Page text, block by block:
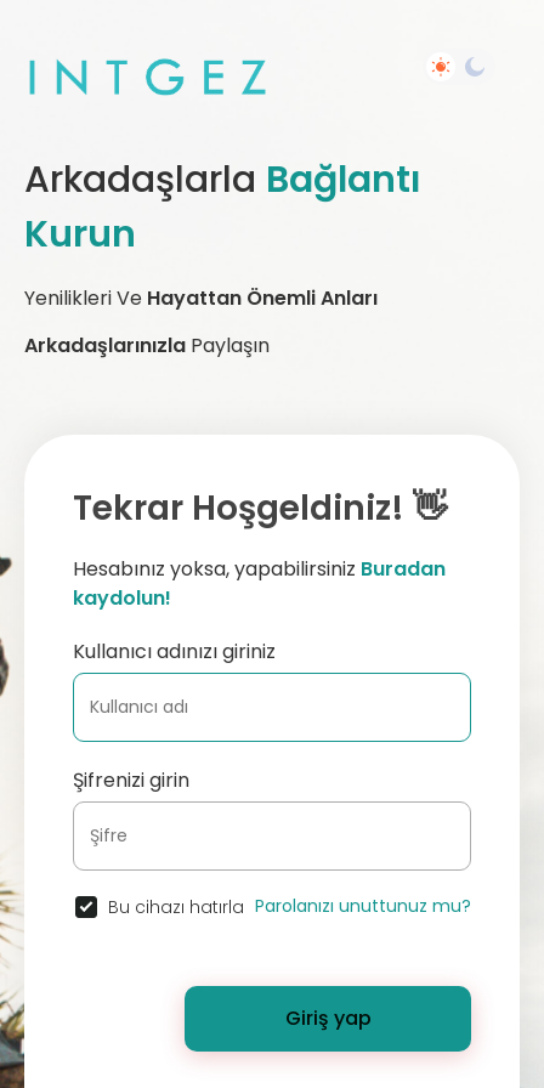
Arkadaşlarla Bağlantı
Kurun
Yenilikleri Ve Hayattan Önemli Anları
Arkadaşlarınızla Paylaşın
Tekrar Hoşgeldiniz! 👋
Hesabınız yoksa, yapabilirsiniz Buradan
kaydolun!
Kullanıcı adınızı giriniz
Şifrenizi girin
Bu cihazı hatırla Parolanızı unuttunuz mu?
Giriş yap